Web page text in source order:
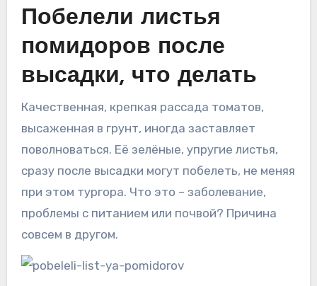
Побелели листья
помидоров после
высадки, что делать
Качественная, крепкая рассада томатов,
высаженная в грунт, иногда заставляет
поволноваться. Её зелёные, упругие листья,
сразу после высадки могут побелеть, не меняя
при этом тургора. Что это – заболевание,
проблемы с питанием или почвой? Причина
совсем в другом.